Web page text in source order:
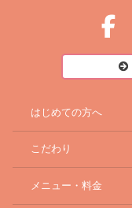
はじめての方へ
こだわり
メニュー・料金